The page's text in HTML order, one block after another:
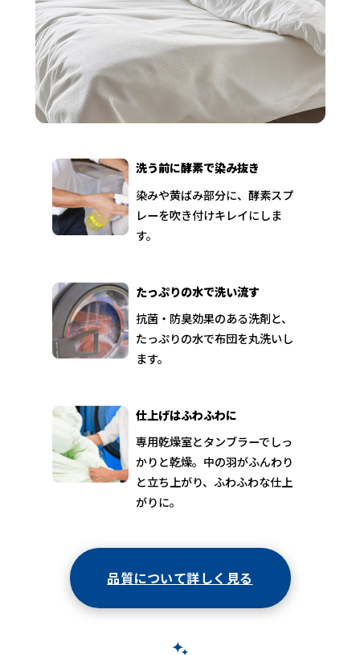
洗う前に酵素で染み抜き
染みや黄ばみ部分に、酵素スプ
レーを吹き付けキレイにしま
す。
たっぷりの水で洗い流す
抗菌・防臭効果のある洗剤と、
たっぷりの水で布団を丸洗いし
ます。
仕上げはふわふわに
専用乾燥室とタンブラーでしっ
かりと乾燥。中の羽がふんわり
と立ち上がり、ふわふわな仕上
がりに。
品質について詳しく見る